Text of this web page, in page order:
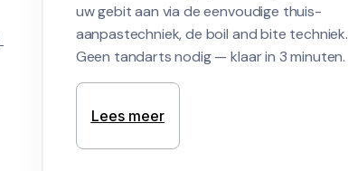
uw gebit aan via de eenvoudige thuis-
aanpastechniek, de boil and bite techniek.
Geen tandarts nodig — klaar in 3 minuten.
Lees meer